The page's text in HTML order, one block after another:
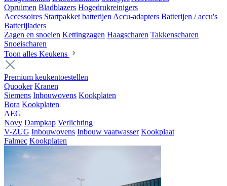
Opruimen Bladblazers Hogedrukreinigers
Accessoires Startpakket batterijen Accu-adapters Batterijen / accu's
Batterijladers
Zagen en snoeien Kettingzagen Haagscharen Takkenscharen
Snoeischaren
Toon alles Keukens
Premium keukentoestellen
Quooker Kranen
Siemens Inbouwovens Kookplaten
Bora Kookplaten
AEG
Novy Dampkap Verlichting
V-ZUG Inbouwovens Inbouw vaatwasser Kookplaat
Falmec Kookplaten